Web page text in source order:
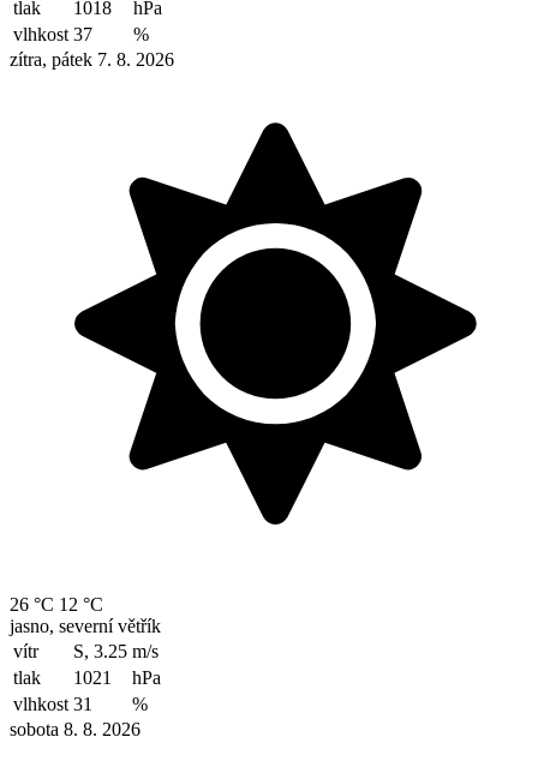
tlak 1018
hPa
vlhkost 37
%
zítra, pátek 7. 8. 2026
26 °C 12 °C
jasno, severní větřík
vítr
S, 3.25 m/s
tlak
1021
hPa
vlhkost 31
%
sobota 8. 8. 2026